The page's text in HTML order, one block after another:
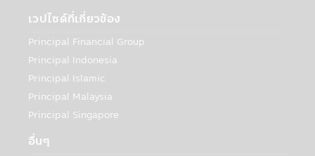
อย่างใด
นโยบายความเป็นส่วนตัว
บริษัทหลักทรัพย์จัดการกองทุน ซีไอเอ็มบี-พริน
ซิเพิล จำกัด เคารพสิทธิของลูกค้า นโยบายความ
เป็นส่วนตัวของบริษัทนั้น มีเพื่อให้ท่านมั่นใจยาม
ที่ท่านให้ข้อมูลกับบริษัทฯ โดยลูกค้ามีสิทธิที่จะ
เปิดเผยหรือไม่เปิดเผยข้อมูลของท่านได้
เวปไซด์ที่เกี่ยวข้อง
Principal Financial Group
Principal Indonesia
Principal Islamic
Principal Malaysia
Principal Singapore
อื่นๆ